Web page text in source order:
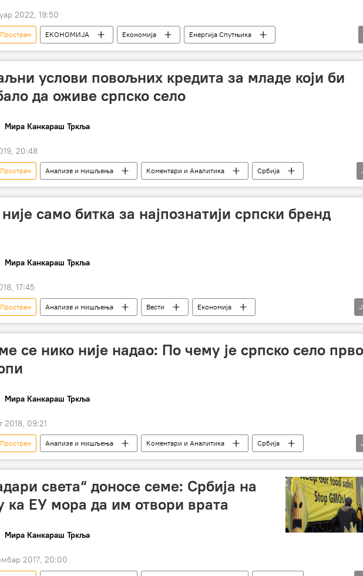
2022, 19:50
ЕКОНОМИЈА Економија
Енергија Спутњика
економија
услови повољних кредита за младе који би
да оживе српско село
Мира Канкараш Тркља
20:48
Анализе и мишљења Коментари и Аналитика
Србија
Недимовић
пољопривредници
конкурентност
само битка за најпознатији српски бренд
Мира Канкараш Тркља
17:45
Анализе и мишљења Вести
Економија
и Аналитика
Србија Бранислав Недимовић држава
извоз
се нико није надао: По чему је српско село
Мира Канкараш Тркља
2018, 09:21
Анализе и мишљења Коментари и Аналитика
Србија
Црнојевић
пољопривреда производња информације
мере
света“ доносе семе: Србија на
ка ЕУ мора да им отвори врата
Мира Канкараш Тркља
2017, 20:00